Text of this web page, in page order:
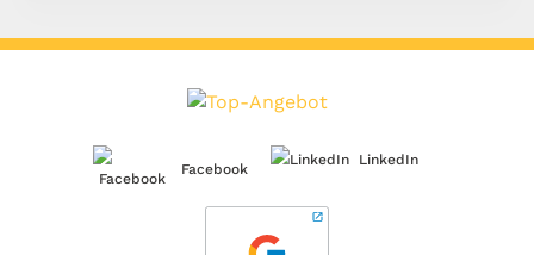
Facebook
LinkedIn